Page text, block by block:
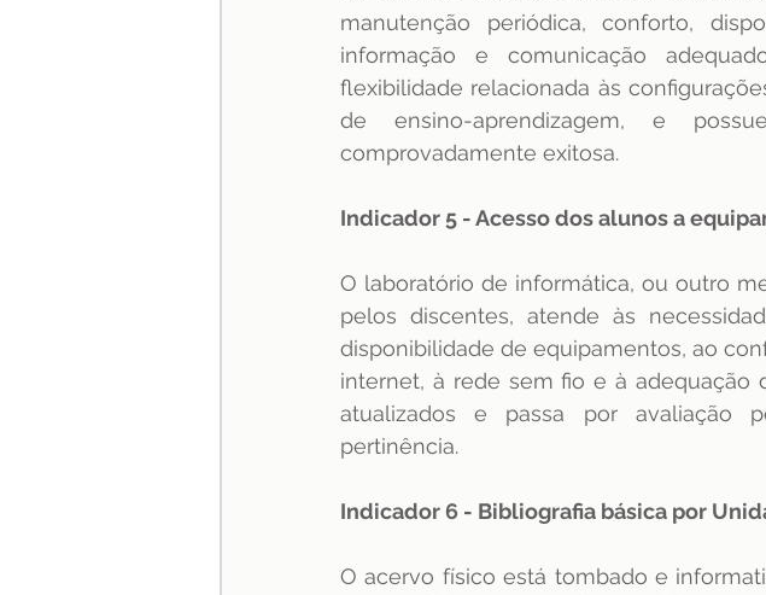
manutenção periódica, conforto,
informação e comunicação
flexibilidade relacionada às
de ensino-aprendizagem, e
comprovadamente exitosa.
Indicador 5 - Acesso dos alunos a
O laboratório de informática, ou outro
pelos discentes, atende às
disponibilidade de equipamentos, ao
internet, à rede sem fio e à adequação
atualizados e passa por avaliação
pertinência.
Indicador 6 - Bibliografia básica por
O acervo físico está tombado e